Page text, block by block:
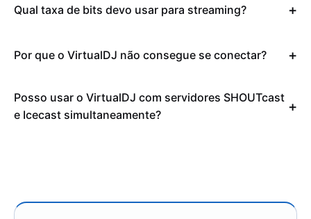
Qual taxa de bits devo usar para streaming?
Por que o VirtualDJ não consegue se conectar?
Posso usar o VirtualDJ com servidores SHOUTcast
e Icecast simultaneamente?